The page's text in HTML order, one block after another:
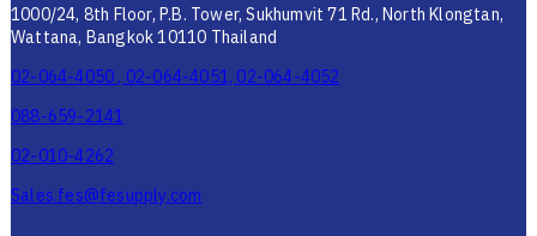
1000/24, 8th Floor, P.B. Tower, Sukhumvit 71 Rd., North Klongtan,
Wattana, Bangkok 10110 Thailand
02-064-4050 , 02-064-4051, 02-064-4052
088-659-2141
02-010-4262
Sales.fes@fesupply.com